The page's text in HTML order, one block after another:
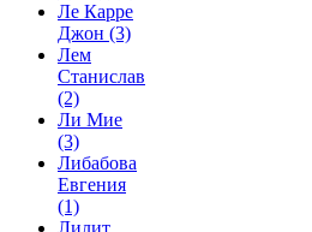
Ле Карре
Джон (3)
Лем
Станислав
(2)
Ли Мие
(3)
Либабова
Евгения
(1)